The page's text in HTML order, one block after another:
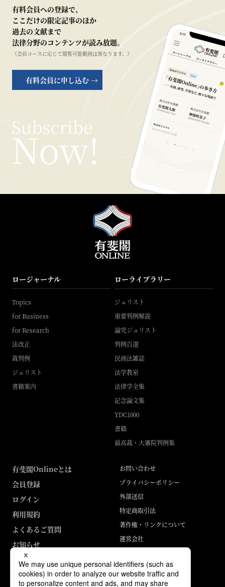
有料会員への登録で、
ここだけの限定記事のほか
過去の文献まで
法律分野のコンテンツが読み放題。
（会員コースに応じて閲覧可能範囲は異なります。）
有料会員に申し込む →
ロージャーナル
Topics
for Business
for Research
法改正
裁判例
ジュリスト
書籍案内
ローライブラリー
ジュリスト
重要判例解説
論究ジュリスト
判例百選
民商法雑誌
法学教室
法律学全集
記念論文集
YDC1000
書籍
最高裁・大審院判例集
有斐閣Onlineとは
会員登録
ログイン
利用規約
よくあるご質問
お知らせ
お問い合わせ
プライバシーポリシー
外部送信
特定商取引法
著作権・リンクについて
運営会社